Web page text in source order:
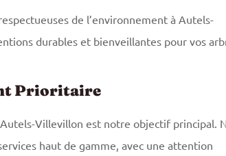
de l’environnement à Autels-
durables et bienveillantes pour vos
Prioritaire
Villevillon est notre objectif principal.
haut de gamme, avec une attention